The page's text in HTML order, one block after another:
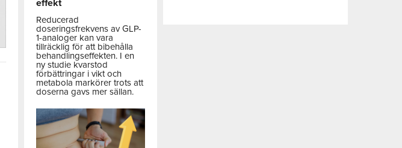
effekt
Reducerad
doseringsfrekvens av GLP-
1-analoger kan vara
tillräcklig för att bibehålla
behandlingseffekten. I en
ny studie kvarstod
förbättringar i vikt och
metabola markörer trots att
doserna gavs mer sällan.